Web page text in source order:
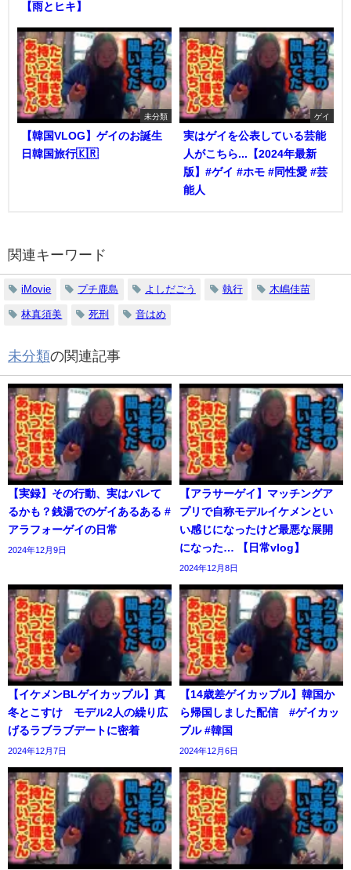
【雨とヒキ】
未分類
【韓国VLOG】ゲイのお誕生
日韓国旅行🇰🇷
ゲイ
実はゲイを公表している芸能
人がこちら...【2024年最新
版】#ゲイ #ホモ #同性愛 #芸
能人
関連キーワード
iMovie プチ鹿島 よしだごう 執行 木嶋佳苗
林真須美 死刑 音はめ
未分類の関連記事
【実録】その行動、実はバレて
るかも？銭湯でのゲイあるある #
アラフォーゲイの日常
2024年12月9日
【アラサーゲイ】マッチングア
プリで自称モデルイケメンとい
い感じになったけど最悪な展開
になった… 【日常vlog】
2024年12月8日
【イケメンBLゲイカップル】真
冬とこすけ モデル2人の繰り広
げるラブラブデートに密着
2024年12月7日
【14歳差ゲイカップル】韓国か
ら帰国しました配信 #ゲイカッ
プル #韓国
2024年12月6日